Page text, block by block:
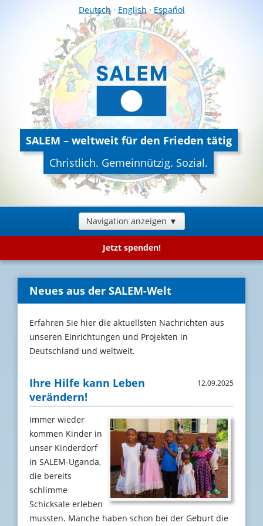
SALEM – weltweit für den Frieden tätig
Christlich. Gemeinnützig. Sozial.
Deutsch· English· Español
Navigation anzeigen ▼
Jetzt spenden!
Neues aus der SALEM-Welt
Erfahren Sie hier die aktuellsten Nachrichten aus
unseren Einrichtungen und Projekten in
Deutschland und weltweit.
Ihre Hilfe kann Leben
verändern!
12.09.2025
Immer wieder
kommen Kinder in
unser Kinderdorf
in SALEM-Uganda,
die bereits
schlimme
Schicksale erleben
mussten. Manche haben schon bei der Geburt die